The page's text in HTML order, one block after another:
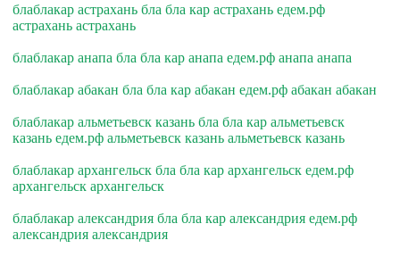
блаблакар астрахань бла бла кар астрахань едем.рф
астрахань астрахань
блаблакар анапа бла бла кар анапа едем.рф анапа анапа
блаблакар абакан бла бла кар абакан едем.рф абакан абакан
блаблакар альметьевск казань бла бла кар альметьевск
казань едем.рф альметьевск казань альметьевск казань
блаблакар архангельск бла бла кар архангельск едем.рф
архангельск архангельск
блаблакар александрия бла бла кар александрия едем.рф
александрия александрия